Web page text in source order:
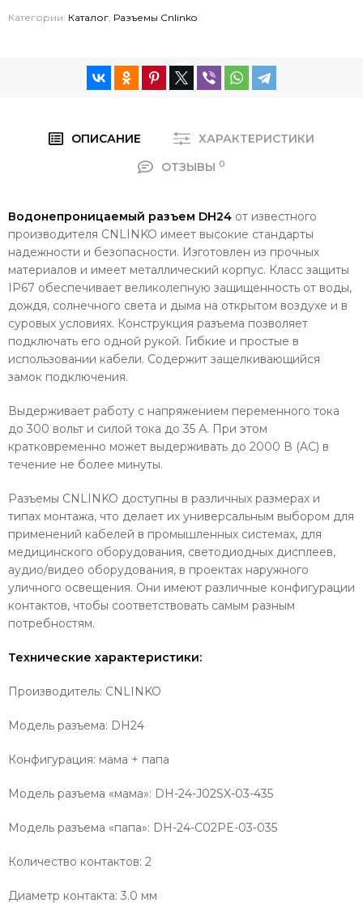
Категории: Каталог, Разъемы Cnlinko
ОПИСАНИЕ
ХАРАКТЕРИСТИКИ
ОТЗЫВЫ 0
Водонепроницаемый разъем DH24 от известного
производителя CNLINKO имеет высокие стандарты
надежности и безопасности. Изготовлен из прочных
материалов и имеет металлический корпус. Класс защиты
IP67 обеспечивает великолепную защищенность от воды,
дождя, солнечного света и дыма на открытом воздухе и в
суровых условиях. Конструкция разъема позволяет
подключать его одной рукой. Гибкие и простые в
использовании кабели. Содержит защелкивающийся
замок подключения.
Выдерживает работу с напряжением переменного тока
до 300 вольт и силой тока до 35 А. При этом
кратковременно может выдерживать до 2000 В (AC) в
течение не более минуты.
Разъемы CNLINKO доступны в различных размерах и
типах монтажа, что делает их универсальным выбором для
применений кабелей в промышленных системах, для
медицинского оборудования, светодиодных дисплеев,
аудио/видео оборудования, в проектах наружного
уличного освещения. Они имеют различные конфигурации
контактов, чтобы соответствовать самым разным
потребностям.
Технические характеристики:
Производитель: CNLINKO
Модель разъема: DH24
Конфигурация: мама + папа
Модель разъема «мама»: DH-24-J02SX-03-435
Модель разъема «папа»: DH-24-C02PE-03-035
Количество контактов: 2
Диаметр контакта: 3.0 мм